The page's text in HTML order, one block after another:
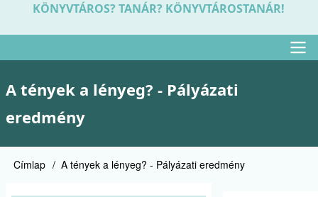
KÖNYVTÁROS? TANÁR? KÖNYVTÁROSTANÁR!
menü
A tények a lényeg? - Pályázati
eredmény
Morzsa
Címlap A tények a lényeg? - Pályázati eredmény